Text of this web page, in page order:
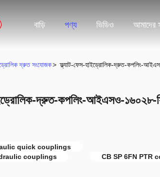
বাড়ি পণ্য ভিডিও আমাদের
দ্রুত সংযোজক> ফ্ল্যাট-ফেস-হাইড্রোলিক-দ্রুত-কপলিং-
দ্রুত-কপলিং-আইএসও-১৬০২৮-
quick couplings
couplings
CB SP 6FN PTR